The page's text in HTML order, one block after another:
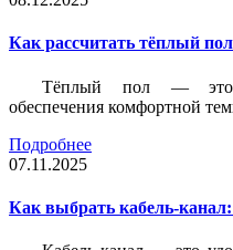
Как рассчитать тёплый
Тёплый пол — это
обеспечения комфортной
Подробнее
07.11.2025
Как выбрать кабель-